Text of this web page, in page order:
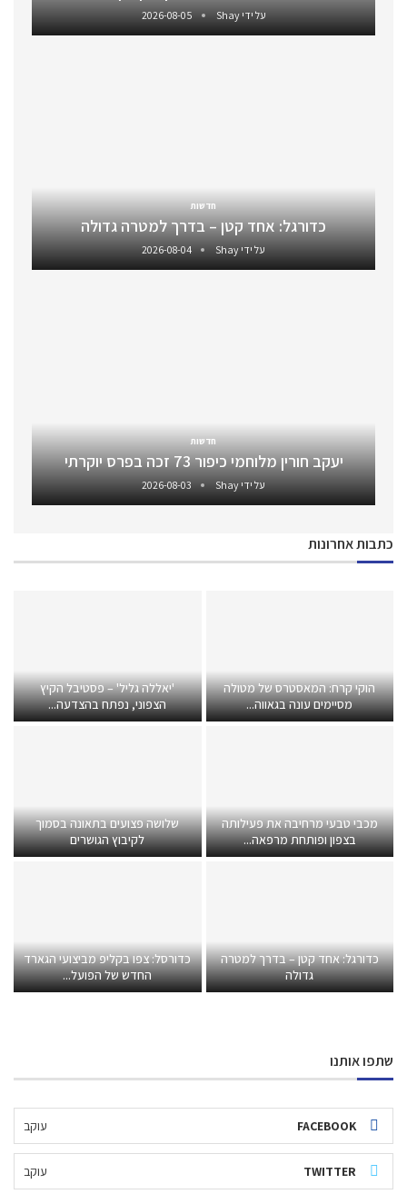
על ידיShay
2026-08-05
חדשות
כדורגל: אחד קטן – בדרך למטרה גדולה
על ידיShay
2026-08-04
חדשות
יעקב חורין מלוחמי כיפור 73 זכה בפרס יוקרתי
על ידיShay
2026-08-03
כתבות אחרונות
הוקי קרח: המאסטרס של מטולה
מסיימים עונה בגאווה...
'יאללה גליל' – פסטיבל הקיץ
הצפוני, נפתח בהצדעה...
מכבי טבעי מרחיבה את פעילותה
בצפון ופותחת מרפאה...
שלושה פצועים בתאונה בסמוך
לקיבוץ הגושרים
כדורגל: אחד קטן – בדרך למטרה
גדולה
כדורסל: צפו בקליפ מביצועי הגארד
החדש של הפועל...
שתפו אותנו
FACEBOOK עוקב
TWITTER עוקב